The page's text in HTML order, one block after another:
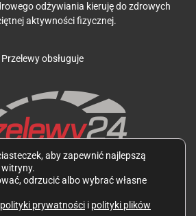
odżywiania kieruję do zdrowych
aktywności fizycznej.
Przelewy obsługuje
teksty są mojego autorstwa i
z Ustawą z dnia 4 lutego 1994 r. o
pokrewnych. Wykorzystywanie ich
aby zapewnić najlepszą
odrzucić albo wybrać własne
polityki prywatności i polityki plików